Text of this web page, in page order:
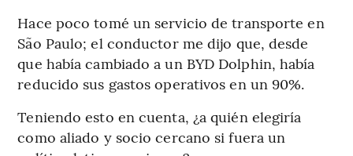
Hace poco tomé un servicio de transporte en
São Paulo; el conductor me dijo que, desde
que había cambiado a un BYD Dolphin, había
reducido sus gastos operativos en un 90%.
Teniendo esto en cuenta, ¿a quién elegiría
como aliado y socio cercano si fuera un